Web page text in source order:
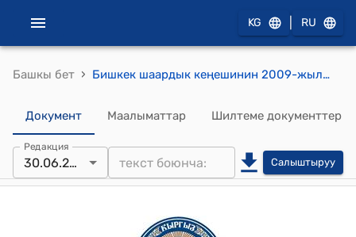
KG RU
Башкы бет › Бишкек шаардык кеңешинин 2009-жылдын 30-июнундагы №81 "Муниципалдык мүлктү өткөрүп берүү жөнүндө" токтому
Документ Маалыматтар Шилтеме документтер
Редакция
30.06.2009 Салыштыруу